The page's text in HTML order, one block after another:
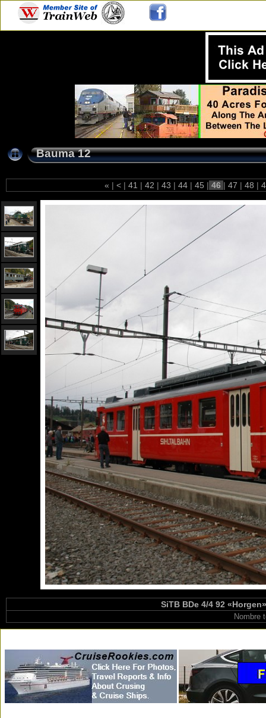
Bauma 12
« | < | 41 | 42 | 43 | 44 | 45 | 46 | 47 | 48 |
SiTB BDe 4/4 92
Nombre